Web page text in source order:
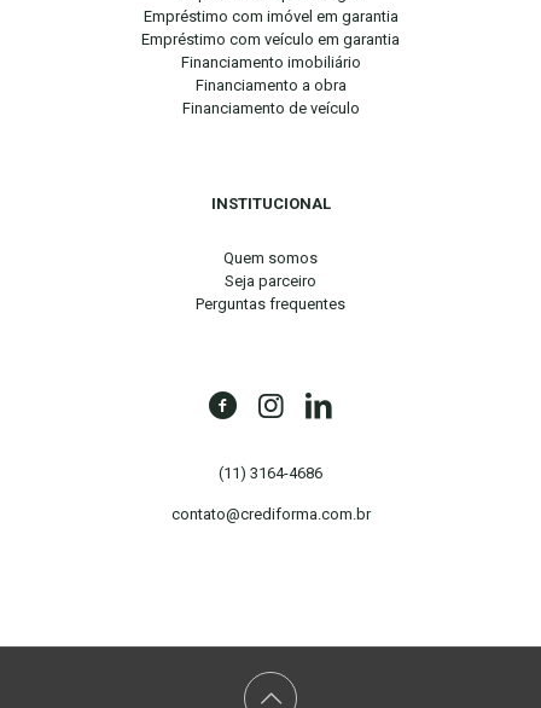
Empréstimo com imóvel em garantia
Empréstimo com veículo em garantia
Financiamento imobiliário
Financiamento a obra
Financiamento de veículo
INSTITUCIONAL
Quem somos
Seja parceiro
Perguntas frequentes
(11) 3164-4686
contato@crediforma.com.br